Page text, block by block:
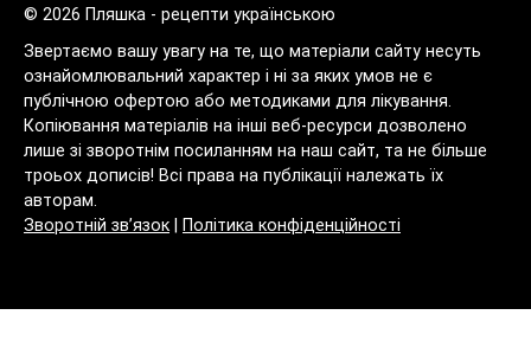
© 2026 Пляшка - рецепти українською
Звертаємо вашу увагу на те, що матеріали сайту несуть
ознайомлювальний характер і ні за яких умов не є
публічною офертою або методиками для лікування.
Копіювання матеріалів на інші веб-ресурси дозволено
лише зі зворотнім посиланням на наш сайт, та не більше
троьох дописів! Всі права на публікації належать їх
авторам.
Зворотній зв’язок
Політика конфіденційності